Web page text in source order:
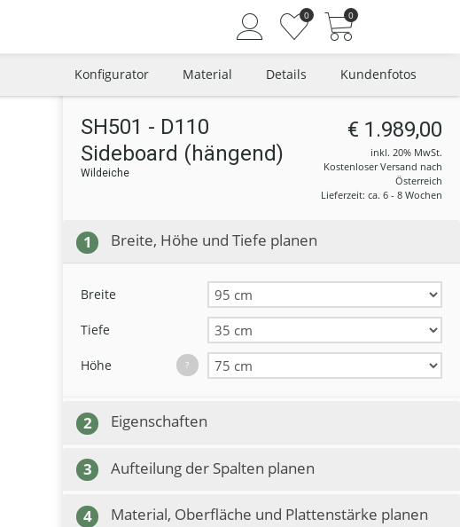
Angemeldet bleiben
Neuer Kunde? Jetzt registrieren
0 0
Konfigurator Material Details Kundenfotos
SH501 - D110
Sideboard (hängend)
Wildeiche
€ 1.989,00
inkl. 20% MwSt.
Kostenloser Versand nach
Österreich
Lieferzeit: ca. 6 - 8 Wochen
1 Breite, Höhe und Tiefe planen
Breite
Tiefe
Höhe ?
2 Eigenschaften
3 Aufteilung der Spalten planen
4 Material, Oberfläche und Plattenstärke planen